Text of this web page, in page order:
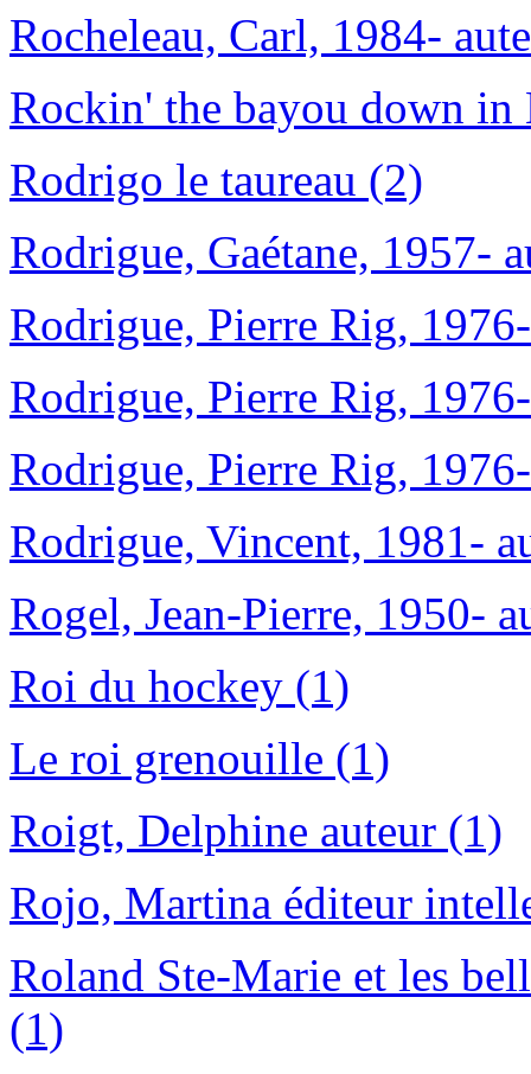
Rocheleau, Carl, 1984-
Rockin' the bayou down
Rodrigo le taureau (2)
Rodrigue, Gaétane, 1957-
Rodrigue, Pierre Rig,
Rodrigue, Pierre Rig,
Rodrigue, Pierre Rig,
Rodrigue, Vincent, 1981-
Rogel, Jean-Pierre, 1950-
Roi du hockey (1)
Le roi grenouille (1)
Roigt, Delphine auteur (1)
Rojo, Martina éditeur
Roland Ste-Marie et les
(1)